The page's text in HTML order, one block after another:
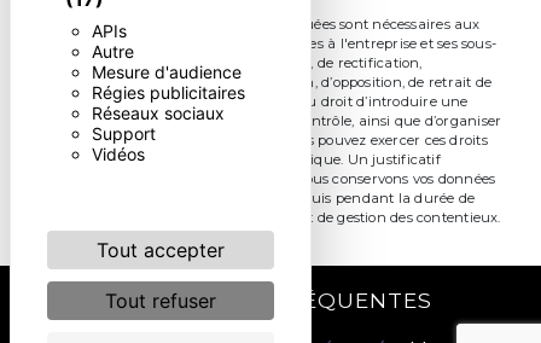
APIs
Autre
Mesure d'audience
Régies publicitaires
Réseaux sociaux
Support
Vidéos
Tout accepter
Tout refuser
** Les données personnelles communiquées sont nécessaires aux
fins de vous contacter. Elles sont destinées à l'entreprise et ses sous-
traitants. Vous disposez de droits d’accès, de rectification,
d’effacement, de portabilité, de limitation, d’opposition, de retrait de
votre consentement à tout moment et du droit d’introduire une
réclamation auprès d’une autorité de contrôle, ainsi que d’organiser
le sort de vos données post-mortem. Vous pouvez exercer ces droits
par voie postale ou par courrier électronique. Un justificatif
d'identité pourra vous être demandé. Nous conservons vos données
pendant la période de prise de contact puis pendant la durée de
prescription légale aux fins probatoire et de gestion des contentieux.
RECHERCHES FRÉQUENTES